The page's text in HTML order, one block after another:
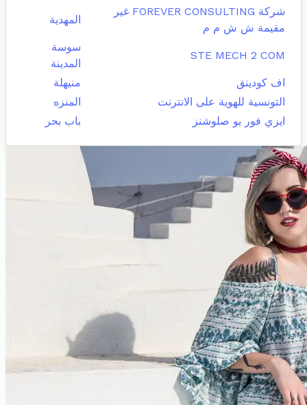
شركة FOREVER CONSULTING غير
مقيمة ش ش م م
المهدية
STE MECH 2 COM
سوسة
المدينة
اف كودينق
منيهلة
التونسية للهوية على الانترنت
المنزه
ايزي فور يو صلوشنز
باب بحر